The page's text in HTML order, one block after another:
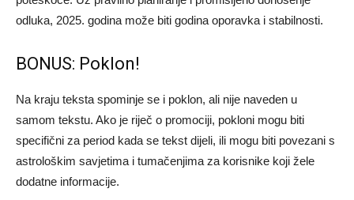
odluka, 2025. godina može biti godina oporavka i stabilnosti.
BONUS: Poklon!
Na kraju teksta spominje se i poklon, ali nije naveden u
samom tekstu. Ako je riječ o promociji, pokloni mogu biti
specifični za period kada se tekst dijeli, ili mogu biti povezani s
astrološkim savjetima i tumačenjima za korisnike koji žele
dodatne informacije.